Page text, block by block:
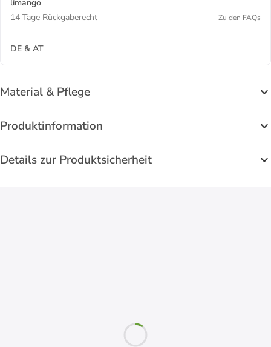
limango
14 Tage Rückgaberecht
Zu den FAQs
DE & AT
Material & Pflege
Produktinformation
Details zur Produktsicherheit